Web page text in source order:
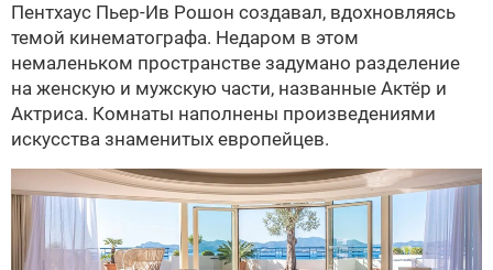
Пентхаус Пьер-Ив Рошон создавал, вдохновляясь
темой кинематографа. Недаром в этом
немаленьком пространстве задумано разделение
на женскую и мужскую части, названные Актёр и
Актриса. Комнаты наполнены произведениями
искусства знаменитых европейцев.